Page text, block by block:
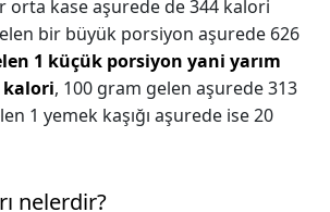
orta kase aşurede de 344 kalori
bir büyük porsiyon aşurede 626
1 küçük porsiyon yani yarım
kalori, 100 gram gelen aşurede 313
1 yemek kaşığı aşurede ise 20
nelerdir?